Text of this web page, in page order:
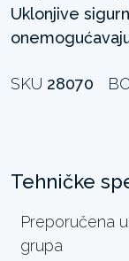
Uklonjive
SKU 28070
Tehničke
Preporučena
grupa